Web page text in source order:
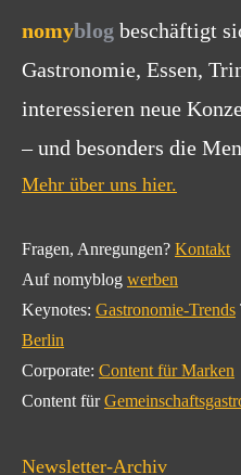
nomyblog beschäftigt
Gastronomie, Essen,
interessieren neue
– und besonders die
Mehr über uns hier.
Fragen, Anregungen? Kontakt
Auf nomyblog werben
Keynotes: Gastronomie-Trends
Berlin
Corporate: Content für Marken
Content für
Newsletter-Archiv